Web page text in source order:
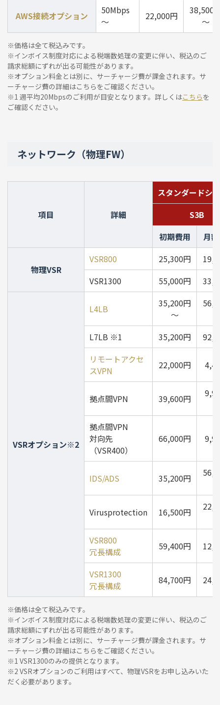
AWS接続オプション
50Mbps
～
22,000円
38,500
～
※価格は全て税込みです。
※インボイス制度対応による税端数処理の変更に伴い、税込のご
請求総額にずれが出る可能性があります。
※オプション料金とは別に、サーチャージ費が課金されます。サ
ーチャージ費の詳細はこちらをご確認ください。
※1 週平均20Mbpsのご利用が目安となります。詳しくはこちらを
ご確認ください。
・帯域上限600Mbps（1Gbpsの回線を他の回線プラ
ンと共有）
次の場合に帯域制限または停止を行うことがありま
・お客様のご利用が他のお客様のご利用に影響を与
えサービスの品質を著しく低下させると当社が判断
通信制限実施の目安
平均帯域：20Mbpsのご利用
1日当たりの通信量：約200GByteのご利用
1週間当たりの通信量：約1.4TByteのご利用
ご利用可能帯域を最高速40Mbpsに制限
※週次でご利用状況の確認とお客さまへのご連絡を
行い、3週間の超過をご継続された場合に帯域制限
を実施いたします。
ネットワーク（物理FW）
項目 詳細
スタンダードシ
S3B
初期費用
月
物理VSR
VSR800 25,300円
VSR1300
55,000円
VSRオプション※2
L4LB
35,200円
～
L7LB ※1
35,200円
リモートアクセ
スVPN
22,000円
拠点間VPN 39,600円
拠点間VPN
対向先
（VSR400）
66,000円
IDS/ADS 35,200円
Virusprotection 16,500円
VSR800
冗長構成
59,400円
VSR1300
冗長構成
84,700円
※価格は全て税込みです。
※インボイス制度対応による税端数処理の変更に伴い、税込のご
請求総額にずれが出る可能性があります。
※オプション料金とは別に、サーチャージ費が課金されます。サ
ーチャージ費の詳細はこちらをご確認ください。
※1 VSR1300のみの提供となります。
※2 VSRオプションのご利用はすべて、物理VSRをお申し込みいた
だく必要があります。